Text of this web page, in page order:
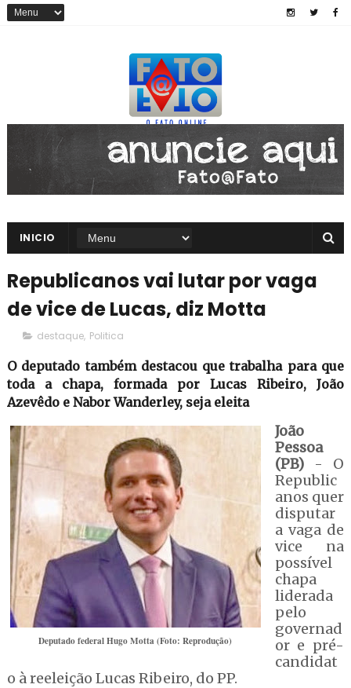
INICIO
Republicanos vai lutar por vaga
de vice de Lucas, diz Motta
destaque, Politica
O deputado também destacou que trabalha para que
toda a chapa, formada por Lucas Ribeiro, João
Azevêdo e Nabor Wanderley, seja eleita
Deputado federal Hugo Motta (Foto: Reprodução)
João
Pessoa
(PB)- O
Republic
anos quer
disputar
a vaga de
vice na
possível
chapa
liderada
pelo
governad
or e pré-
candidat
o à reeleição Lucas Ribeiro, do PP.